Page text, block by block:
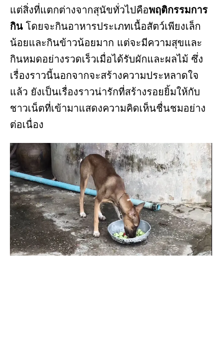
แต่สิ่งที่แตกต่างจากสุนัขทั่วไปคือพฤติกรรมการ
กิน โดยจะกินอาหารประเภทเนื้อสัตว์เพียงเล็ก
น้อยและกินข้าวน้อยมาก แต่จะมีความสุขและ
กินหมดอย่างรวดเร็วเมื่อได้รับผักและผลไม้ ซึ่ง
เรื่องราวนี้นอกจากจะสร้างความประหลาดใจ
แล้ว ยังเป็นเรื่องราวน่ารักที่สร้างรอยยิ้มให้กับ
ชาวเน็ตที่เข้ามาแสดงความคิดเห็นชื่นชมอย่าง
ต่อเนื่อง